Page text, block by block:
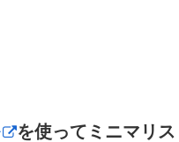
を使ってミニマリ